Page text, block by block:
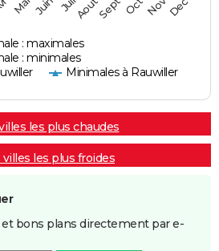
: maximales
: minimales
Minimales à Rauwiller
Mai Juin JuilAoutSept OctNovDec
les plus chaudes
villes les plus froides
et bons plans directement par e-